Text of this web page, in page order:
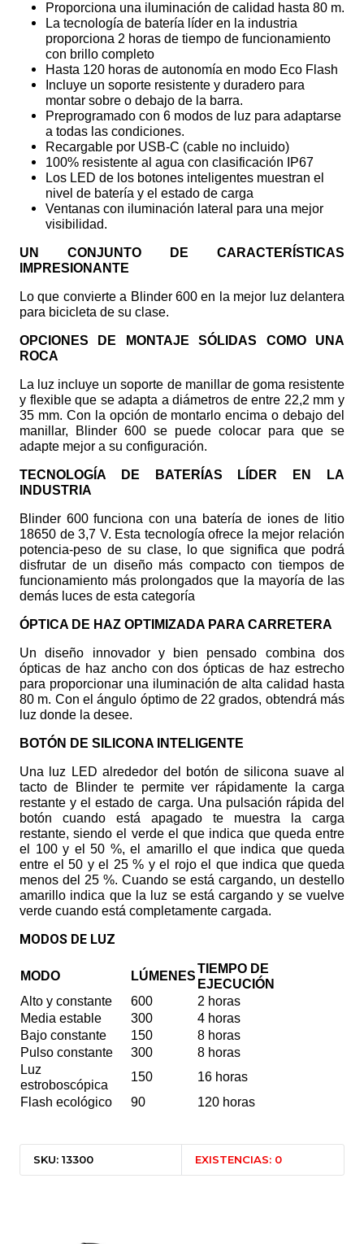
Proporciona una iluminación de calidad hasta 80 m.
La tecnología de batería líder en la industria
proporciona 2 horas de tiempo de funcionamiento
con brillo completo
Hasta 120 horas de autonomía en modo Eco Flash
Incluye un soporte resistente y duradero para
montar sobre o debajo de la barra.
Preprogramado con 6 modos de luz para adaptarse
a todas las condiciones.
Recargable por USB-C (cable no incluido)
100% resistente al agua con clasificación IP67
Los LED de los botones inteligentes muestran el
nivel de batería y el estado de carga
Ventanas con iluminación lateral para una mejor
visibilidad.
UN CONJUNTO DE CARACTERÍSTICAS
IMPRESIONANTE
Lo que convierte a Blinder 600 en la mejor luz delantera
para bicicleta de su clase.
OPCIONES DE MONTAJE SÓLIDAS COMO UNA
ROCA
La luz incluye un soporte de manillar de goma resistente
y flexible que se adapta a diámetros de entre 22,2 mm y
35 mm. Con la opción de montarlo encima o debajo del
manillar, Blinder 600 se puede colocar para que se
adapte mejor a su configuración.
TECNOLOGÍA DE BATERÍAS LÍDER EN LA
INDUSTRIA
Blinder 600 funciona con una batería de iones de litio
18650 de 3,7 V. Esta tecnología ofrece la mejor relación
potencia-peso de su clase, lo que significa que podrá
disfrutar de un diseño más compacto con tiempos de
funcionamiento más prolongados que la mayoría de las
demás luces de esta categoría
ÓPTICA DE HAZ OPTIMIZADA PARA CARRETERA
Un diseño innovador y bien pensado combina dos
ópticas de haz ancho con dos ópticas de haz estrecho
para proporcionar una iluminación de alta calidad hasta
80 m. Con el ángulo óptimo de 22 grados, obtendrá más
luz donde la desee.
BOTÓN DE SILICONA INTELIGENTE
Una luz LED alrededor del botón de silicona suave al
tacto de Blinder te permite ver rápidamente la carga
restante y el estado de carga. Una pulsación rápida del
botón cuando está apagado te muestra la carga
restante, siendo el verde el que indica que queda entre
el 100 y el 50 %, el amarillo el que indica que queda
entre el 50 y el 25 % y el rojo el que indica que queda
menos del 25 %. Cuando se está cargando, un destello
amarillo indica que la luz se está cargando y se vuelve
verde cuando está completamente cargada.
MODOS DE LUZ
MODO LÚMENES
TIEMPO DE
EJECUCIÓN
Alto y constante
600
2 horas
Media estable
300
4 horas
Bajo constante
150
8 horas
Pulso constante
300
8 horas
Luz
estroboscópica
150
16 horas
Flash ecológico
90 120 horas
SKU: 13300 EXISTENCIAS: 0